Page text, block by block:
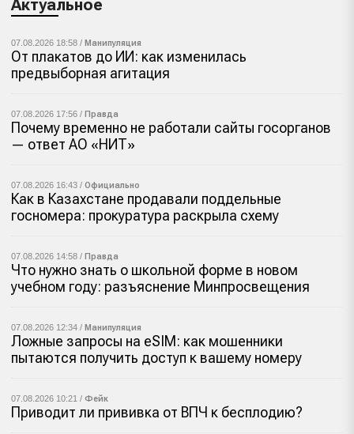
Актуальное
07.08.2026 18:58 / Манипуляция
От плакатов до ИИ: как изменилась
предвыборная агитация
07.08.2026 17:56 / Правда
Почему временно не работали сайты госорганов
— ответ АО «НИТ»
07.08.2026 16:43 / Официально
Как в Казахстане продавали поддельные
госномера: прокуратура раскрыла схему
07.08.2026 14:58 / Правда
Что нужно знать о школьной форме в новом
учебном году: разъяснение Минпросвещения
07.08.2026 12:34 / Манипуляция
Ложные запросы на eSIM: как мошенники
пытаются получить доступ к вашему номеру
07.08.2026 10:21 / Фейк
Приводит ли прививка от ВПЧ к бесплодию?